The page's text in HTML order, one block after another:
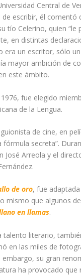
Central de
de escribir, él comentó
tío Celerino, quien “le
en distintas
era un escritor, sólo
mayor ambición de
este ámbito.
fue elegido
de la Lengua.
de cine, en
fórmula secreta”.
José Arreola y el
de oro, fue
mismo que algunos
en llamas.
talento literario,
en las miles de
embargo, su gran
ha provocado que